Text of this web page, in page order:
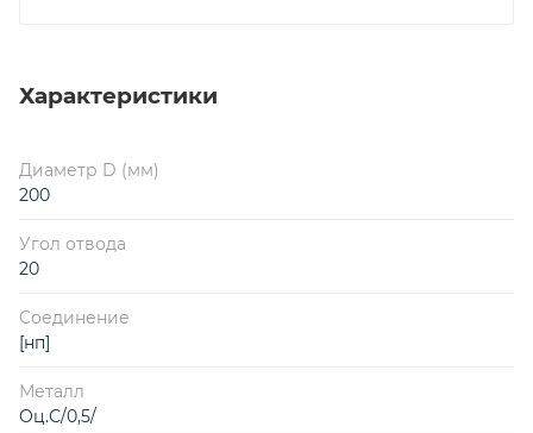
Характеристики
Диаметр D (мм)
200
Угол отвода
20
Соединение
[нп]
Металл
Оц.С/0,5/